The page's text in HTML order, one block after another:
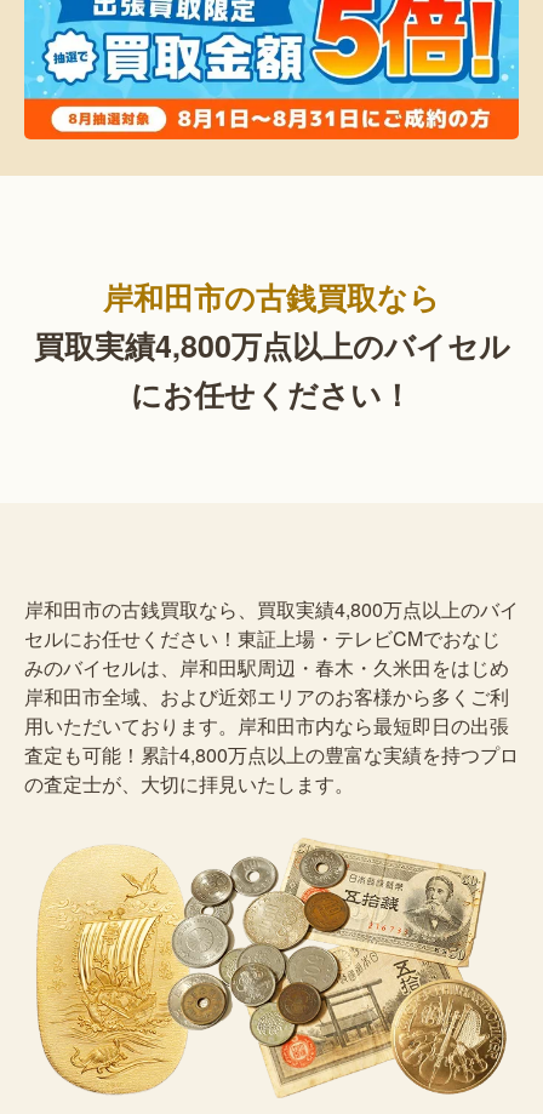
岸和田市の古銭買取なら
買取実績4,800万点以上のバイセル
にお任せください！
岸和田市の古銭買取なら、買取実績4,800万点以上のバイ
セルにお任せください！東証上場・テレビCMでおなじ
みのバイセルは、岸和田駅周辺・春木・久米田をはじめ
岸和田市全域、および近郊エリアのお客様から多くご利
用いただいております。岸和田市内なら最短即日の出張
査定も可能！累計4,800万点以上の豊富な実績を持つプロ
の査定士が、大切に拝見いたします。